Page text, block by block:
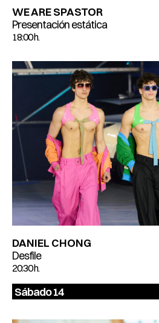
WE ARE SPASTOR
Presentación estática
18:00 h.
DANIEL CHONG
Desfile
20:30 h.
Sábado 14